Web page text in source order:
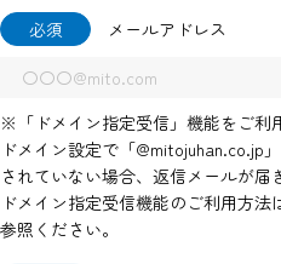
必須 メールアドレス
※「ドメイン指定受信」機能をご利
ドメイン設定で「@mitojuhan.co.jp
されていない場合、返信メールが届
ドメイン指定受信機能のご利用方
参照ください。